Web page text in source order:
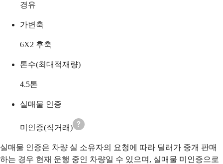
경유
가변축
6X2 후축
톤수(최대적재량)
4.5톤
실매물 인증
미인증(직거래)
실매물 인증은 차량 실 소유자의 요청에 따라 딜러가 중개 판매
하는 경우 현재 운행 중인 차량일 수 있으며, 실매물 미인증으로